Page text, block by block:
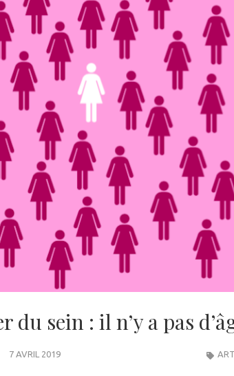
du sein : il n’y a pas
7 AVRIL 2019